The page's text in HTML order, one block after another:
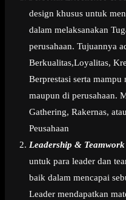
design khusus untuk
dalam melaksanakan
perusahaan. Tujuannya
Berkualitas,Loyalitas,
Berprestasi serta
maupun di perusahaan.
Gathering, Rakernas,
Peusahaan
Leadership &
untuk para leader dan
baik dalam mencapai
Leader mendapatkan